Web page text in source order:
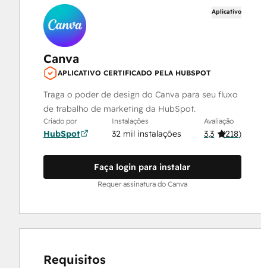
Aplicativo
Canva
APLICATIVO CERTIFICADO PELA HUBSPOT
Traga o poder de design do Canva para seu fluxo
de trabalho de marketing da HubSpot.
Criado por
HubSpot
Instalações
32 mil instalações
Avaliação
3,3 (218)
Faça login para instalar
Requer assinatura do Canva
Requisitos